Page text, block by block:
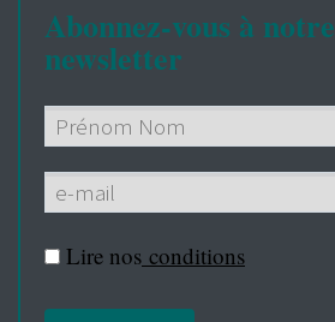
Abonnez-vous à notre
newsletter
Lire nos conditions